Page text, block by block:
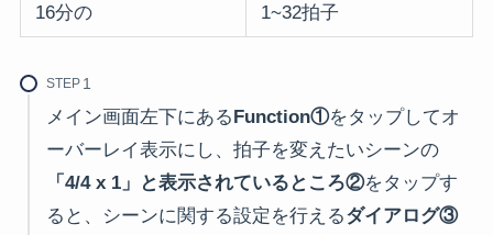
16分の 1~32拍子
STEP
メイン画面左下にある Function①をタップしてオ
ーバーレイ表示にし、拍子を変えたいシーンの
「4/4 x 1」と表示されているところ②をタップす
ると、シーンに関する設定を行えるダイアログ③